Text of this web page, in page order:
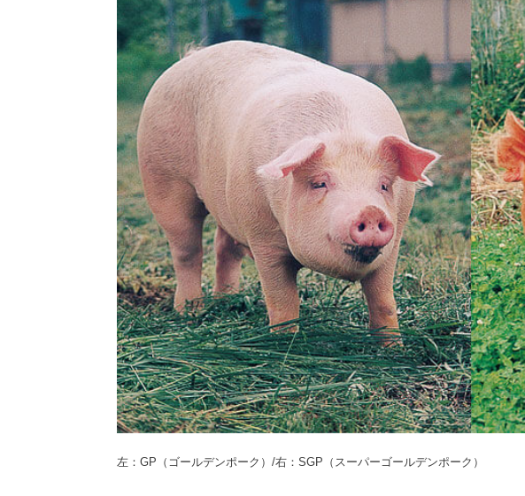
左：GP（ゴールデンポーク）/右：SGP（スーパーゴールデンポーク）